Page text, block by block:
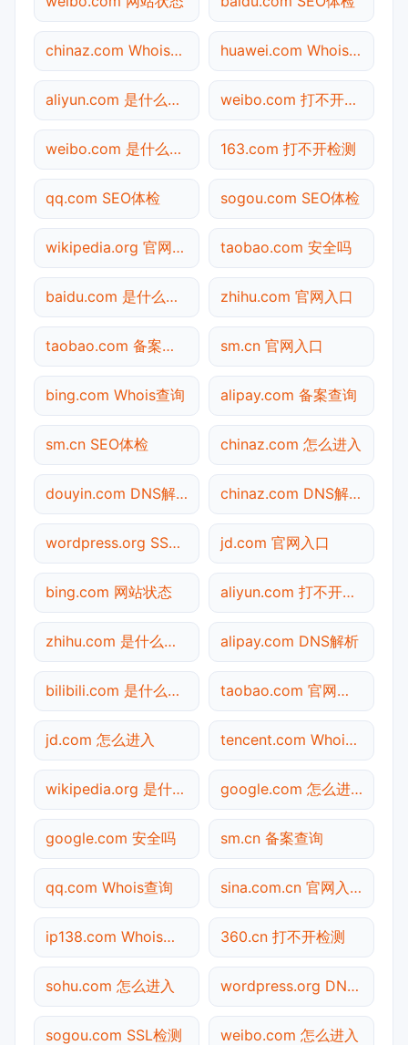
chinaz.com Whois查询 huawei.com Whois查询
aliyun.com 是什么网站 weibo.com 打不开检测
weibo.com 是什么网站 163.com 打不开检测
qq.com SEO体检 sogou.com SEO体检
wikipedia.org 官网入口 taobao.com 安全吗
baidu.com 是什么网站 zhihu.com 官网入口
taobao.com 备案查询 sm.cn 官网入口
bing.com Whois查询 alipay.com 备案查询
sm.cn SEO体检 chinaz.com 怎么进入
douyin.com DNS解析 chinaz.com DNS解析
wordpress.org SSL检测 jd.com 官网入口
bing.com 网站状态 aliyun.com 打不开检测
zhihu.com 是什么网站 alipay.com DNS解析
bilibili.com 是什么网站 taobao.com 官网入口
jd.com 怎么进入 tencent.com Whois查询
wikipedia.org 是什么网站 google.com 怎么进入
google.com 安全吗 sm.cn 备案查询
qq.com Whois查询 sina.com.cn 官网入口
ip138.com Whois查询 360.cn 打不开检测
sohu.com 怎么进入 wordpress.org DNS解析
sogou.com SSL检测 weibo.com 怎么进入